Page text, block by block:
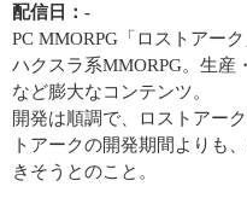
配信日：-
PC MMORPG「ロストアー
ハクスラ系MMORPG。生産
など膨大なコンテンツ。
開発は順調で、ロストアー
トアークの開発期間よりも
きそうとのこと。